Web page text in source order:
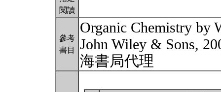
閱讀
參考
書目
Organic Chemistry by
John Wiley & Sons,
海書局代理